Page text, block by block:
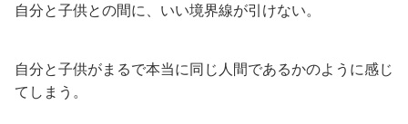
自分と子供との間に、いい境界線が引けない。
自分と子供がまるで本当に同じ人間であるかのように感じ
てしまう。